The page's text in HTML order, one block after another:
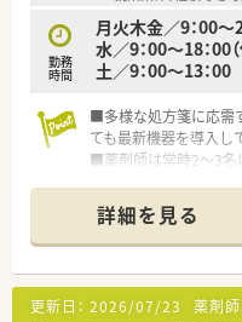
勤務
時間
月火木金／9：00～
水／9：00～18：00
土／9：00～13：00
■多様な処方箋に応需
ても最新機器を導入し
■薬剤師は常時2～3名
詳細を見る
更新日： 2026/07/23 薬剤師